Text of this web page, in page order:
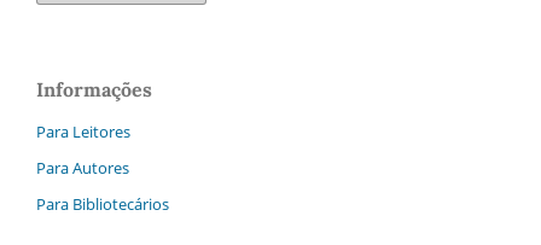
Informações
Para Leitores
Para Autores
Para Bibliotecários